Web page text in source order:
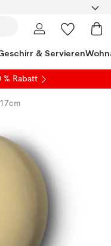
& Servieren
% Rabatt